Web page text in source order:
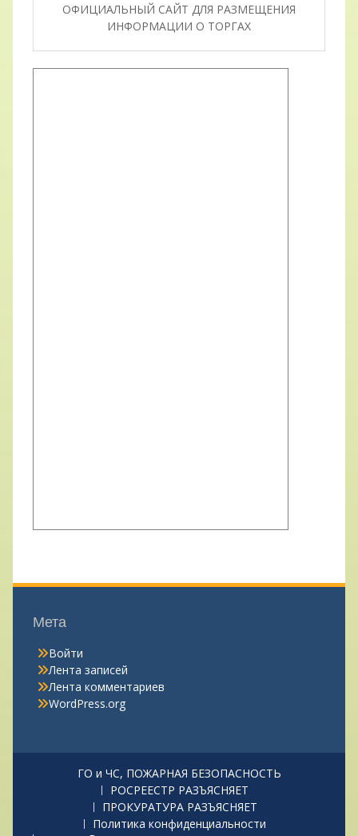
ОФИЦИАЛЬНЫЙ САЙТ ДЛЯ РАЗМЕЩЕНИЯ
ИНФОРМАЦИИ О ТОРГАХ
Мета
Войти
Лента записей
Лента комментариев
WordPress.org
ГО и ЧС, ПОЖАРНАЯ БЕЗОПАСНОСТЬ
РОСРЕЕСТР РАЗЪЯСНЯЕТ
ПРОКУРАТУРА РАЗЪЯСНЯЕТ
Политика конфиденциальности